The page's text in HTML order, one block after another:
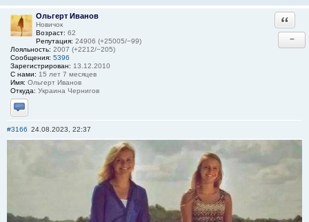
Ольгерт Иванов
Новичок
Возраст: 62
Репутация: 24906 (+25005/−99)
Лояльность: 2007 (+2212/−205)
Сообщения: 5396
Зарегистрирован: 13.12.2010
С нами: 15 лет 7 месяцев
Имя: Ольгерт Иванов
Откуда: Украина Чернигов
Отправить личное сообщение
−
#3166 24.08.2023, 22:37